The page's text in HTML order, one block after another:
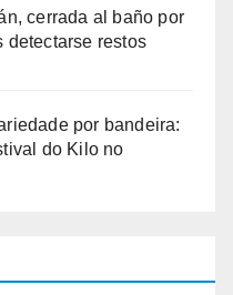
cerrada al baño por
detectarse restos
por bandeira:
do Kilo no